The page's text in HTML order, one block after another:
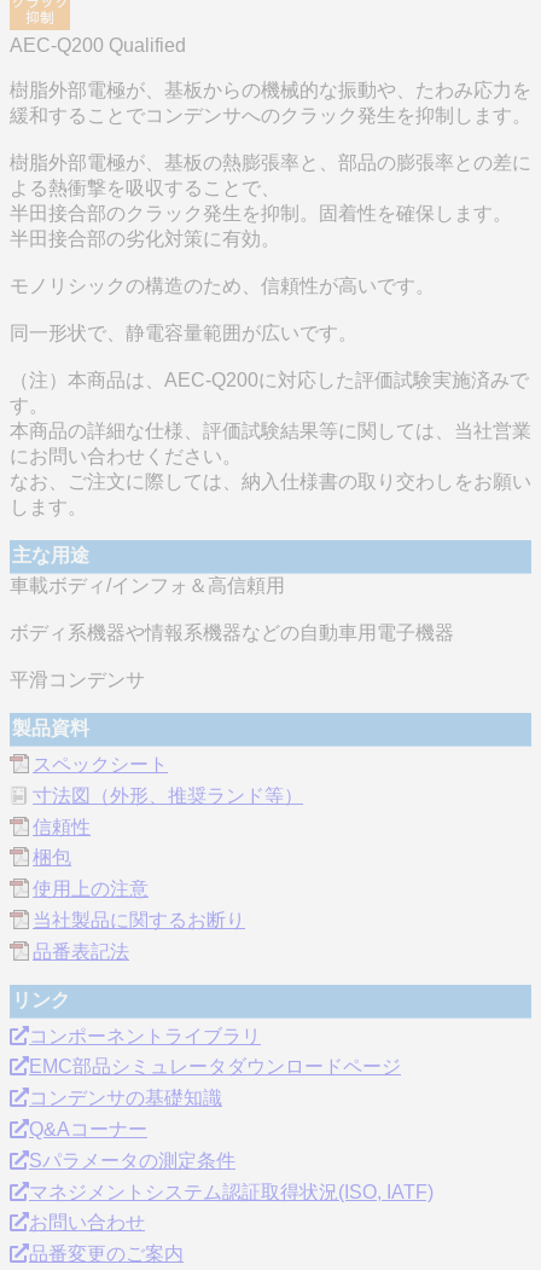
AEC-Q200 Qualified
樹脂外部電極が、基板からの機械的な振動や、たわみ応力を
緩和することでコンデンサへのクラック発生を抑制します。
樹脂外部電極が、基板の熱膨張率と、部品の膨張率との差に
よる熱衝撃を吸収することで、
半田接合部のクラック発生を抑制。固着性を確保します。
半田接合部の劣化対策に有効。
モノリシックの構造のため、信頼性が高いです。
同一形状で、静電容量範囲が広いです。
（注）本商品は、AEC-Q200に対応した評価試験実施済みで
す。
本商品の詳細な仕様、評価試験結果等に関しては、当社営業
にお問い合わせください。
なお、ご注文に際しては、納入仕様書の取り交わしをお願い
します。
主な用途
車載ボディ/インフォ＆高信頼用
ボディ系機器や情報系機器などの自動車用電子機器
平滑コンデンサ
製品資料
スペックシート
寸法図（外形、推奨ランド等）
信頼性
梱包
使用上の注意
当社製品に関するお断り
品番表記法
リンク
コンポーネントライブラリ
EMC部品シミュレータダウンロードページ
コンデンサの基礎知識
Q&Aコーナー
Sパラメータの測定条件
マネジメントシステム認証取得状況(ISO, IATF)
お問い合わせ
品番変更のご案内